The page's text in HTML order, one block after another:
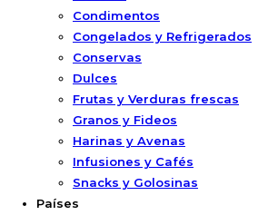
Condimentos
Congelados y Refrigerados
Conservas
Dulces
Frutas y Verduras frescas
Granos y Fideos
Harinas y Avenas
Infusiones y Cafés
Snacks y Golosinas
Países